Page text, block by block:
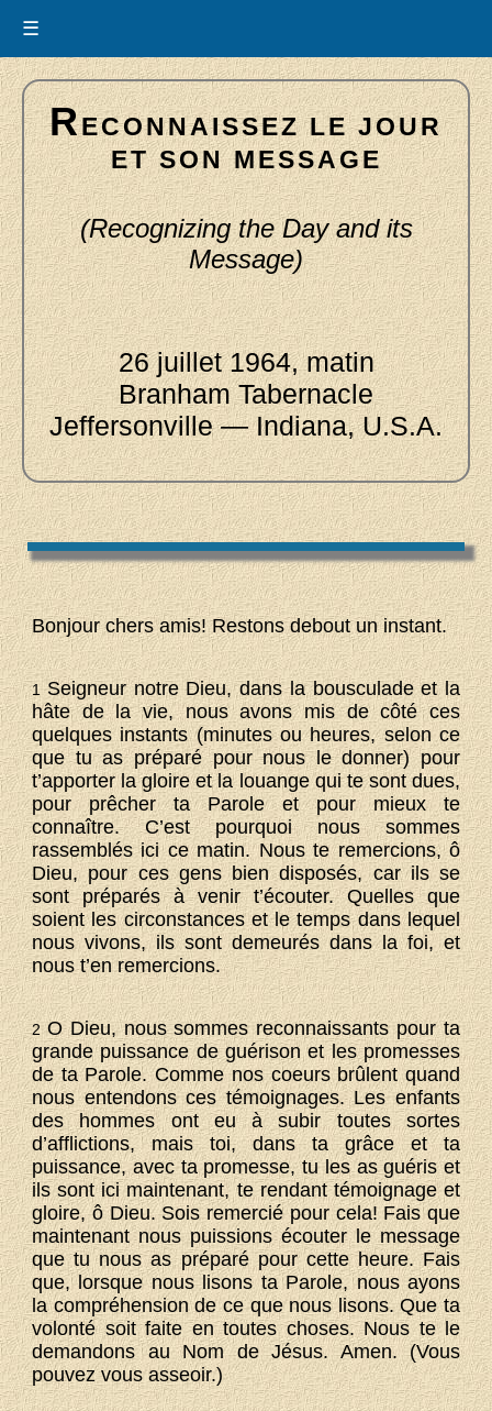
☰
RECONNAISSEZ LE JOUR
ET SON MESSAGE
(Recognizing the Day and its
Message)
26 juillet 1964, matin
Branham Tabernacle
Jeffersonville — Indiana, U.S.A.
Bonjour chers amis! Restons debout un instant.
1Seigneur notre Dieu, dans la bousculade et la
hâte de la vie, nous avons mis de côté ces
quelques instants (minutes ou heures, selon ce
que tu as préparé pour nous le donner) pour
t’apporter la gloire et la louange qui te sont dues,
pour prêcher ta Parole et pour mieux te
connaître. C’est pourquoi nous sommes
rassemblés ici ce matin. Nous te remercions, ô
Dieu, pour ces gens bien disposés, car ils se
sont préparés à venir t’écouter. Quelles que
soient les circonstances et le temps dans lequel
nous vivons, ils sont demeurés dans la foi, et
nous t’en remercions.
2O Dieu, nous sommes reconnaissants pour ta
grande puissance de guérison et les promesses
de ta Parole. Comme nos coeurs brûlent quand
nous entendons ces témoignages. Les enfants
des hommes ont eu à subir toutes sortes
d’afflictions, mais toi, dans ta grâce et ta
puissance, avec ta promesse, tu les as guéris et
ils sont ici maintenant, te rendant témoignage et
gloire, ô Dieu. Sois remercié pour cela! Fais que
maintenant nous puissions écouter le message
que tu nous as préparé pour cette heure. Fais
que, lorsque nous lisons ta Parole, nous ayons
la compréhension de ce que nous lisons. Que ta
volonté soit faite en toutes choses. Nous te le
demandons au Nom de Jésus. Amen. (Vous
pouvez vous asseoir.)